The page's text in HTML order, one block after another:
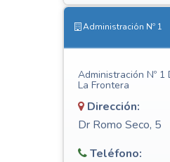
Administración Nº 1
Administración Nº 1
La Frontera
Dirección:
Dr Romo Seco, 5
Teléfono: